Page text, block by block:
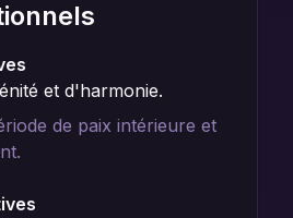
et d'harmonie.
de paix intérieure et